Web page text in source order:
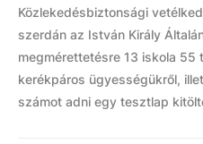
Közlekedésbiztonsági
szerdán az István Király
megmérettetésre 13 iskola 55
kerékpáros ügyességükről,
számot adni egy tesztlap